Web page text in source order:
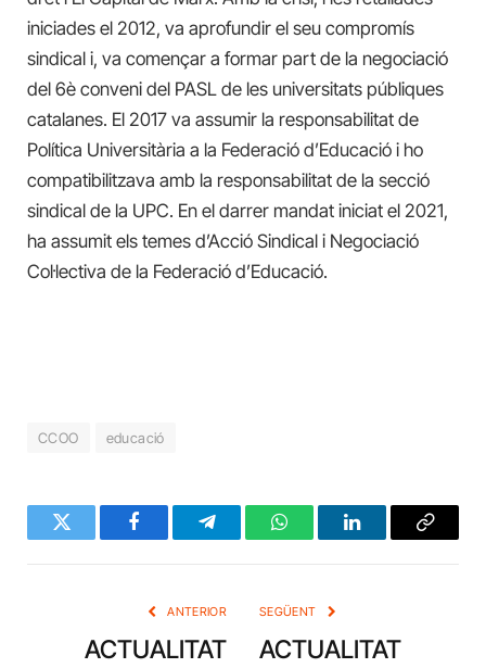
iniciades el 2012, va aprofundir el seu compromís
sindical i, va començar a formar part de la negociació
del 6è conveni del PASL de les universitats públiques
catalanes. El 2017 va assumir la responsabilitat de
Política Universitària a la Federació d’Educació i ho
compatibilitzava amb la responsabilitat de la secció
sindical de la UPC. En el darrer mandat iniciat el 2021,
ha assumit els temes d’Acció Sindical i Negociació
Col·lectiva de la Federació d’Educació.
CCOO educació
Twitter FacebookTelegramWhatsAppLinkedInCopy
ANTERIOR
ACTUALITAT
SEGÜENT
ACTUALITAT